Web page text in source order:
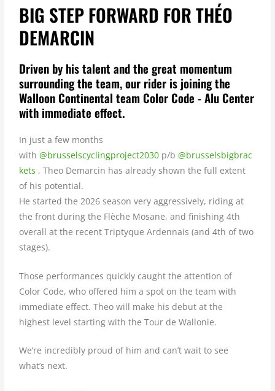
BIG STEP FORWARD FOR THÉO
DEMARCIN
Driven by his talent and the great momentum
surrounding the team, our rider is joining the
Walloon Continental team Color Code - Alu Center
with immediate effect.
In just a few months
with@brusselscyclingproject2030 p/b@brusselsbigbrac
kets , Theo Demarcin has already shown the full extent
of his potential.
He started the 2026 season very aggressively, riding at
the front during the Flèche Mosane, and finishing 4th
overall at the recent Triptyque Ardennais (and 4th of two
stages).
Those performances quickly caught the attention of
Color Code, who offered him a spot on the team with
immediate effect. Theo will make his debut at the
highest level starting with the Tour de Wallonie.
We’re incredibly proud of him and can’t wait to see
what’s next.